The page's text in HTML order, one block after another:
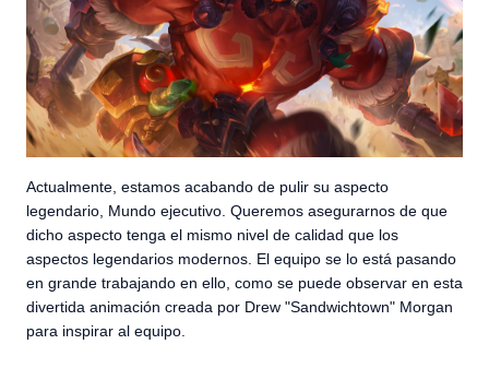
Actualmente, estamos acabando de pulir su aspecto
legendario, Mundo ejecutivo. Queremos asegurarnos de que
dicho aspecto tenga el mismo nivel de calidad que los
aspectos legendarios modernos. El equipo se lo está pasando
en grande trabajando en ello, como se puede observar en esta
divertida animación creada por Drew "Sandwichtown" Morgan
para inspirar al equipo.